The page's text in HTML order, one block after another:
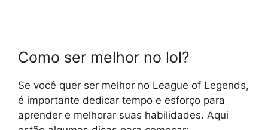
Como ser melhor no lol?
Se você quer ser melhor no League of Legends,
é importante dedicar tempo e esforço para
aprender e melhorar suas habilidades. Aqui